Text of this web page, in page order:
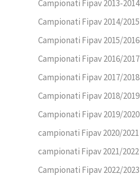
Campionati Fipav 2013-2014
Campionati Fipav 2014/2015
Campionati Fipav 2015/2016
Campionati Fipav 2016/2017
Campionati Fipav 2017/2018
Campionati Fipav 2018/2019
Campionati Fipav 2019/2020
campionati Fipav 2020/2021
campionati Fipav 2021/2022
Campionati Fipav 2022/2023